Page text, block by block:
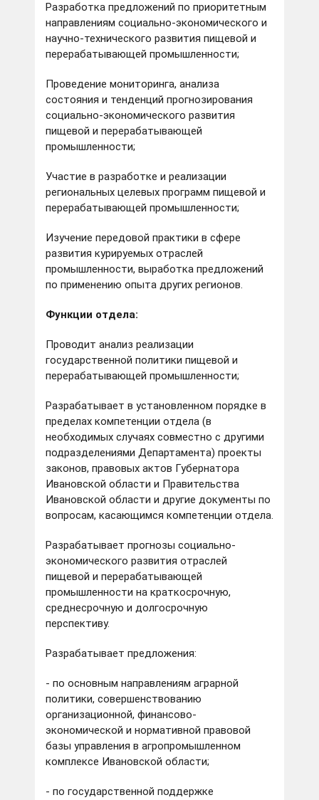
Разработка предложений по приоритетным
направлениям социально-экономического и
научно-технического развития пищевой и
перерабатывающей промышленности;
Проведение мониторинга, анализа
состояния и тенденций прогнозирования
социально-экономического развития
пищевой и перерабатывающей
промышленности;
Участие в разработке и реализации
региональных целевых программ пищевой и
перерабатывающей промышленности;
Изучение передовой практики в сфере
развития курируемых отраслей
промышленности, выработка предложений
по применению опыта других регионов.
Функции отдела:
Проводит анализ реализации
государственной политики пищевой и
перерабатывающей промышленности;
Разрабатывает в установленном порядке в
пределах компетенции отдела (в
необходимых случаях совместно с другими
подразделениями Департамента) проекты
законов, правовых актов Губернатора
Ивановской области и Правительства
Ивановской области и другие документы по
вопросам, касающимся компетенции отдела.
Разрабатывает прогнозы социально-
экономического развития отраслей
пищевой и перерабатывающей
промышленности на краткосрочную,
среднесрочную и долгосрочную
перспективу.
Разрабатывает предложения:
- по основным направлениям аграрной
политики, совершенствованию
организационной, финансово-
экономической и нормативной правовой
базы управления в агропромышленном
комплексе Ивановской области;
- по государственной поддержке